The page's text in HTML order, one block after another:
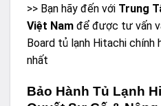
>> Bạn hãy đến với Trung
Việt Nam để được tư vấn
Board tủ lạnh Hitachi chính
nhất
Bảo Hành Tủ Lạnh